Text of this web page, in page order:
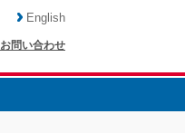
お問い合わせ
English